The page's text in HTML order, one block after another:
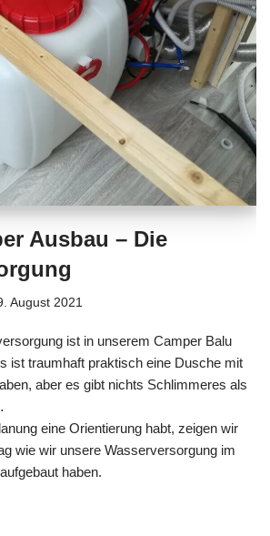
Ausbau – Die
August 2021
ist in unserem Camper Balu
ist traumhaft praktisch eine Dusche mit
aber es gibt nichts Schlimmeres als
eine Orientierung habt, zeigen wir
wie wir unsere Wasserversorgung im
haben.